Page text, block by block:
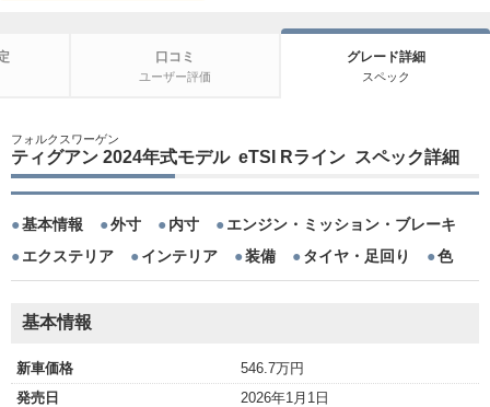
口コミ
ユーザー評価
グレード詳細
スペック
フォルクスワーゲン
ティグアン 2024年式モデル eTSI Rライン スペック詳細
基本情報 外寸 内寸
エンジン・ミッション・ブレーキ
エクステリア
インテリア 装備 タイヤ・足回り 色
基本情報
新車価格
546.7万円
発売日
2026年1月1日